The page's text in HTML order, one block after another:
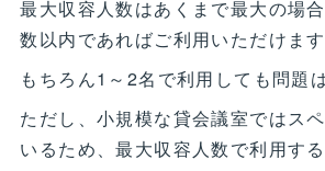
最大収容人数はあくまで最大の場
数以内であればご利用いただけます
もちろん1～2名で利用しても問題
ただし、小規模な貸会議室ではス
いるため、最大収容人数で利用す